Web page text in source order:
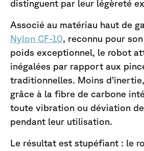
distinguent par leur légèreté
Associé au matériau haut de
Nylon CF-10, reconnu pour
poids exceptionnel, le robot
inégalées par rapport aux
traditionnelles. Moins
grâce à la fibre de carbone
toute vibration ou déviation
pendant leur utilisation.
Le résultat est stupéfiant : le